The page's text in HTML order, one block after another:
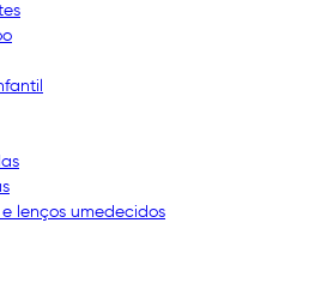
lenços umedecidos